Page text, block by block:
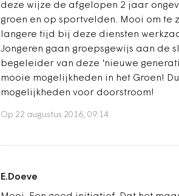
deze wijze de afgelopen 2 jaar
groen en op sportvelden. Mooi om
langere tijd bij deze diensten
Jongeren gaan groepsgewijs aan de
begeleider van deze 'nieuwe
mooie mogelijkheden in het Groen!
mogelijkheden voor doorstroom!
Op 22 augustus 2016, 09:14
E.Doeve